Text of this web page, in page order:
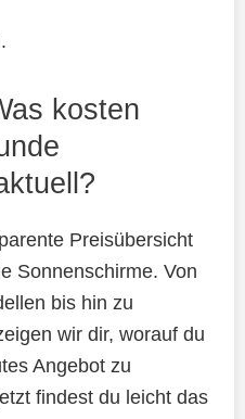
kosten
Preisübersicht
Sonnenschirme. Von
bis hin zu
wir dir, worauf du
Angebot zu
findest du leicht das